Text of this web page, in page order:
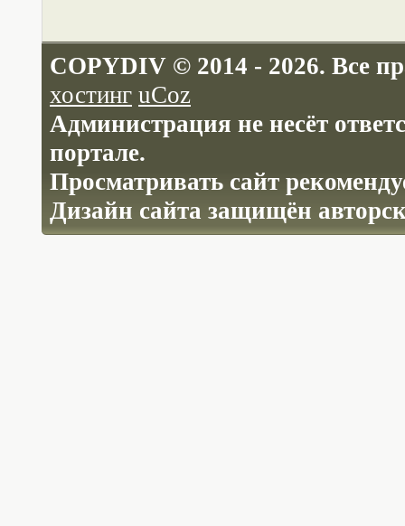
COPYDIV © 2014 - 2026. Все
хостинг uCoz
Администрация не несёт
портале.
Просматривать сайт
Дизайн сайта защищён